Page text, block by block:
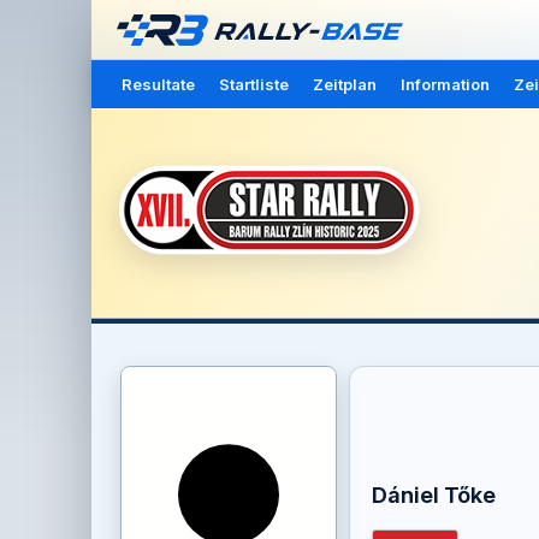
Resultate Startliste Zeitplan Information
Dániel Tőke